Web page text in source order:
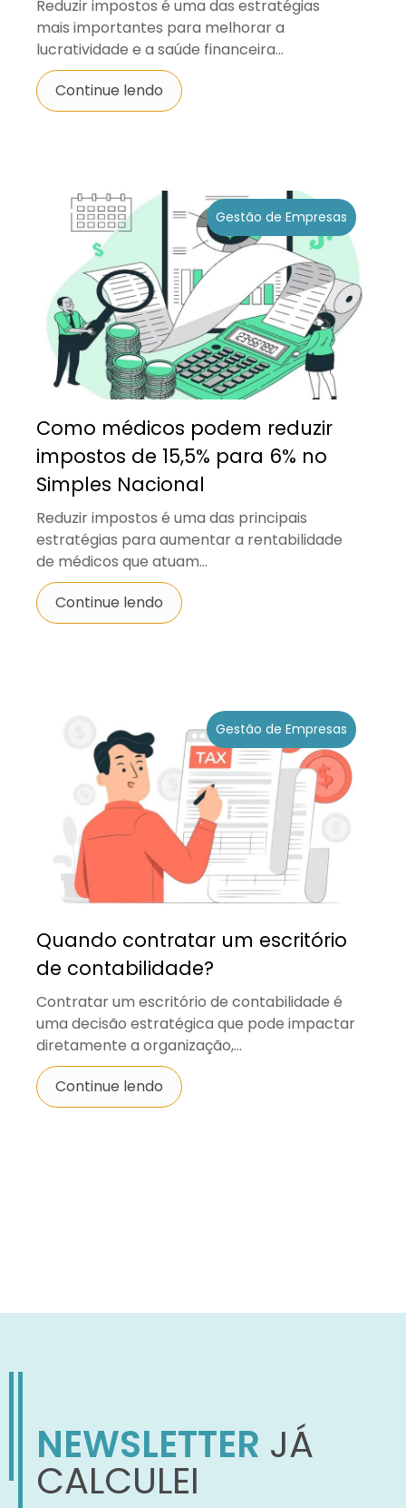
Reduzir impostos é uma das estratégias
mais importantes para melhorar a
lucratividade e a saúde financeira...
Continue lendo
Gestão de Empresas
Como médicos podem reduzir
impostos de 15,5% para 6% no
Simples Nacional
Reduzir impostos é uma das principais
estratégias para aumentar a rentabilidade
de médicos que atuam...
Continue lendo
Gestão de Empresas
Quando contratar um escritório
de contabilidade?
Contratar um escritório de contabilidade é
uma decisão estratégica que pode impactar
diretamente a organização,...
Continue lendo
NEWSLETTER JÁ
CALCULEI